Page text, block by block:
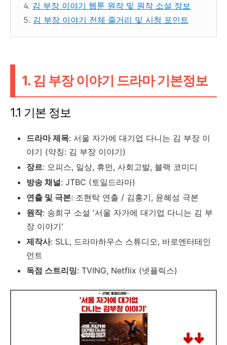
4. 김 부장 이야기 웹툰 원작 및 원작 소설 정보
5. 김 부장 이야기 전체 줄거리 및 시청 포인트
1. 김 부장 이야기 드라마 기본정보
1.1 기본 정보
드라마 제목: 서울 자가에 대기업 다니는 김 부장 이
야기 (약칭: 김 부장 이야기)
장르: 오피스, 일상, 휴먼, 사회고발, 블랙 코미디
방송 채널: JTBC (토일드라마)
연출 및 극본: 조현탁 연출 / 김홍기, 윤혜성 극본
원작: 송희구 소설 '서울 자가에 대기업 다니는 김 부
장 이야기'
제작사: SLL, 드라마하우스 스튜디오, 바로엔터테인
먼트
독점 스트리밍: TVING, Netflix (넷플릭스)